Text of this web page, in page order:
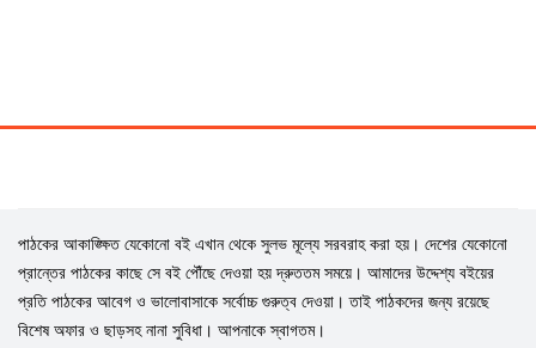
পাঠকের আকাঙ্ক্ষিত যেকোনো বই এখান থেকে সুলভ মূল্যে সরবরাহ করা হয়। দেশের যেকোনো
প্রান্তের পাঠকের কাছে সে বই পৌঁছে দেওয়া হয় দ্রুততম সময়ে। আমাদের উদ্দেশ্য বইয়ের
প্রতি পাঠকের আবেগ ও ভালোবাসাকে সর্বোচ্চ গুরুত্ব দেওয়া। তাই পাঠকদের জন্য রয়েছে
বিশেষ অফার ও ছাড়সহ নানা সুবিধা। আপনাকে স্বাগতম।